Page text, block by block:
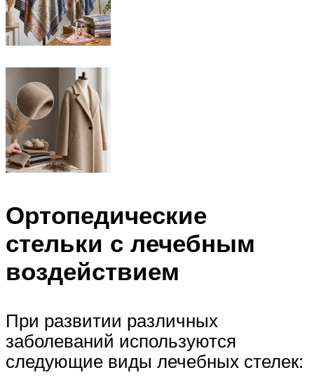
Ортопедические
стельки с лечебным
воздействием
При развитии различных
заболеваний используются
следующие виды лечебных стелек: